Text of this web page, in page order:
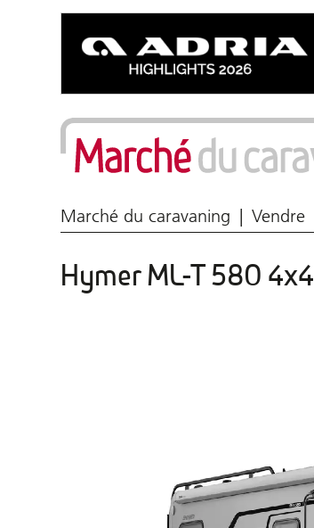
Marché du caravaning Vendre
Hymer ML-T 580 4x4